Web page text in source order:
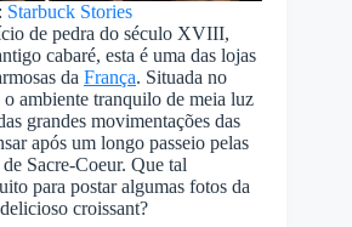
Starbuck Stories
de pedra do século XVIII,
cabaré, esta é uma das lojas
da França. Situada no
o ambiente tranquilo de meia luz
grandes movimentações das
após um longo passeio pelas
Sacre-Coeur. Que tal
para postar algumas fotos da
croissant?